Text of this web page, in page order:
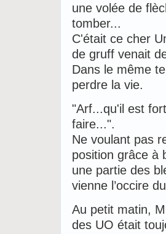
une volée de
tomber...
C'était ce cher
de gruff venait
Dans le même
perdre la vie.
"Arf...qu'il est
faire...".
Ne voulant pas
position grâce à
une partie des
vienne l’occire
Au petit matin,
des UO était